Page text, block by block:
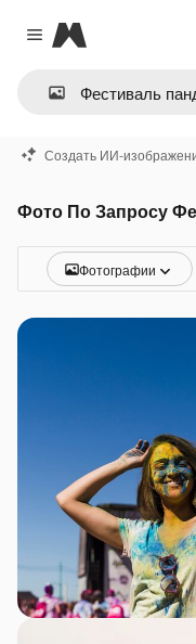
Close menu
Magnific
Создать ИИ-
Фото По Запросу
Фотографии